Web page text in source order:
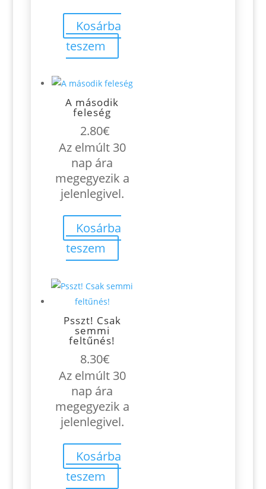
Kosárba
teszem
A második
feleség
2.80€
Az elmúlt 30
nap ára
megegyezik a
jelenlegivel.
Kosárba
teszem
Psszt! Csak
semmi
feltűnés!
8.30€
Az elmúlt 30
nap ára
megegyezik a
jelenlegivel.
Kosárba
teszem